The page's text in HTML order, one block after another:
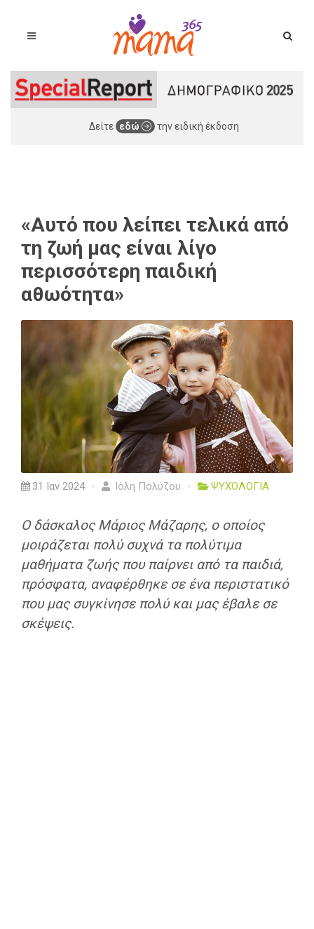
Δείτε εδώ την ειδική έκδοση
«Αυτό που λείπει τελικά από
τη ζωή μας είναι λίγο
περισσότερη παιδική
αθωότητα»
31 Ιαν 2024 Ιόλη Πολύζου ΨΥΧΟΛΟΓΙΑ
Ο δάσκαλος Μάριος Μάζαρης, ο οποίος
μοιράζεται πολύ συχνά τα πολύτιμα
μαθήματα ζωής που παίρνει από τα παιδιά,
πρόσφατα, αναφέρθηκε σε ένα περιστατικό
που μας συγκίνησε πολύ και μας έβαλε σε
σκέψεις.